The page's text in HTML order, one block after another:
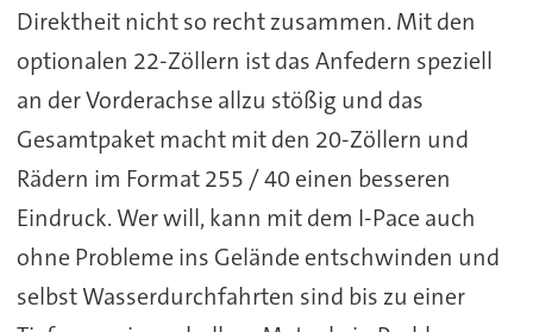
Direktheit nicht so recht zusammen. Mit den
optionalen 22-Zöllern ist das Anfedern speziell
an der Vorderachse allzu stößig und das
Gesamtpaket macht mit den 20-Zöllern und
Rädern im Format 255 / 40 einen besseren
Eindruck. Wer will, kann mit dem I-Pace auch
ohne Probleme ins Gelände entschwinden und
selbst Wasserdurchfahrten sind bis zu einer